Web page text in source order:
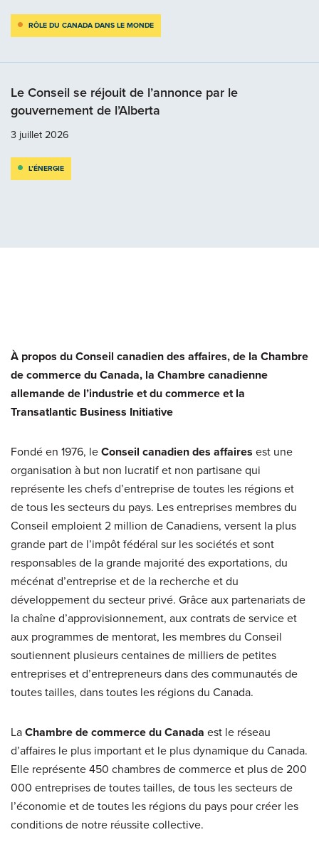
RÔLE DU CANADA DANS LE MONDE
Le Conseil se réjouit de l’annonce par le
gouvernement de l’Alberta
3 juillet 2026
L’ÉNERGIE
À propos du Conseil canadien des affaires, de la Chambre
de commerce du Canada, la Chambre canadienne
allemande de l’industrie et du commerce et la
Transatlantic Business Initiative
Fondé en 1976, leConseil canadien des affaires est une
organisation à but non lucratif et non partisane qui
représente les chefs d’entreprise de toutes les régions et
de tous les secteurs du pays. Les entreprises membres du
Conseil emploient 2 million de Canadiens, versent la plus
grande part de l’impôt fédéral sur les sociétés et sont
responsables de la grande majorité des exportations, du
mécénat d’entreprise et de la recherche et du
développement du secteur privé. Grâce aux partenariats de
la chaîne d’approvisionnement, aux contrats de service et
aux programmes de mentorat, les membres du Conseil
soutiennent plusieurs centaines de milliers de petites
entreprises et d’entrepreneurs dans des communautés de
toutes tailles, dans toutes les régions du Canada.
LaChambre de commerce du Canada est le réseau
d’affaires le plus important et le plus dynamique du Canada.
Elle représente 450 chambres de commerce et plus de 200
000 entreprises de toutes tailles, de tous les secteurs de
l’économie et de toutes les régions du pays pour créer les
conditions de notre réussite collective.